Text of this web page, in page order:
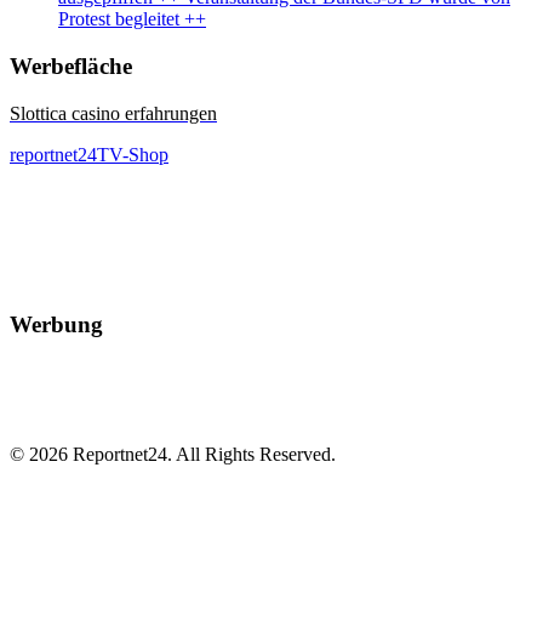
Protest begleitet ++
Werbefläche
Slottica casino erfahrungen
reportnet24TV-Shop
Werbung
© 2026 Reportnet24. All Rights Reserved.